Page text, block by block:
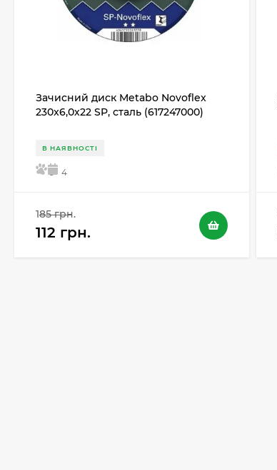
Зачисний диск Metabo Novoflex
230x6,0х22 SP, сталь (617247000)
В НАЯВНОСТІ
5 4
185 грн.
112 грн.